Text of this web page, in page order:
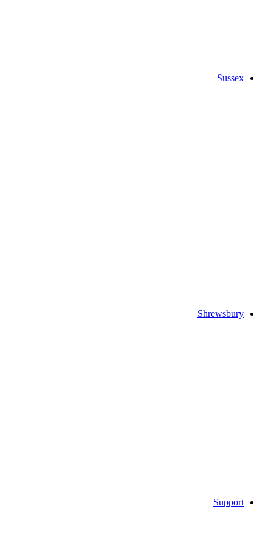
Sussex
Shrewsbury
Support